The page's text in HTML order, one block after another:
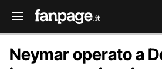
Neymar operato a